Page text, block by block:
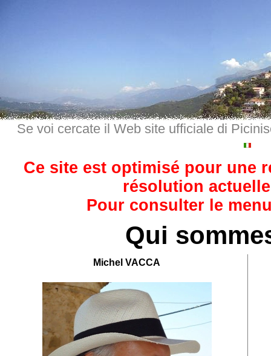
Se voi cercate il Web site ufficiale di
Ce site est optimisé pour une
résolution
Pour consulter le
Qui
Michel VACCA